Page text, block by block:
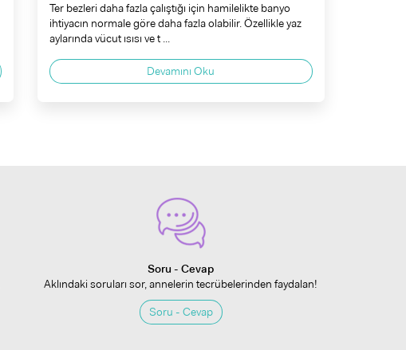
Ter bezleri daha fazla çalıştığı için hamilelikte banyo
ihtiyacın normale göre daha fazla olabilir. Özellikle yaz
aylarında vücut ısısı ve t ...
Devamını Oku
Soru - Cevap
Aklındaki soruları sor, annelerin tecrübelerinden faydalan!
Soru - Cevap